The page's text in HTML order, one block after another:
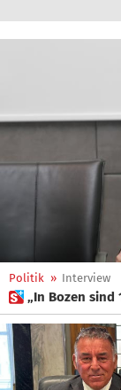
Politik » Interview
 „In Bozen